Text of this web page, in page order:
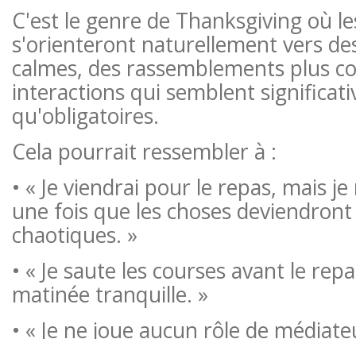
C'est le genre de Thanksgiving où
s'orienteront naturellement vers
calmes, des rassemblements plus
interactions qui semblent
qu'obligatoires.
Cela pourrait ressembler à :
• « Je viendrai pour le repas, mais
une fois que les choses
chaotiques. »
• « Je saute les courses avant le
matinée tranquille. »
• « Je ne joue aucun rôle de